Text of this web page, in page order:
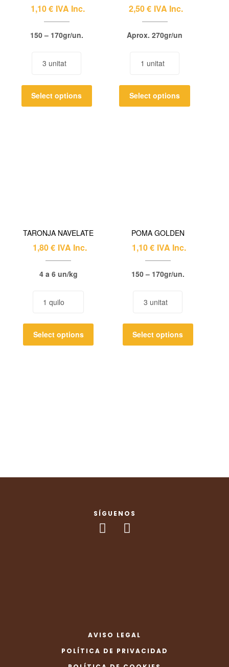
1,10€ IVA Inc.
150 – 170gr/un.
Select options
2,50€ IVA Inc.
Aprox. 270gr/un
Select options
TARONJA NAVELATE
1,80€ IVA Inc.
4 a 6 un/kg
Select options
POMA GOLDEN
1,10€ IVA Inc.
150 – 170gr/un.
Select options
SÍGUENOS
AVISO LEGAL
POLÍTICA DE PRIVACIDAD